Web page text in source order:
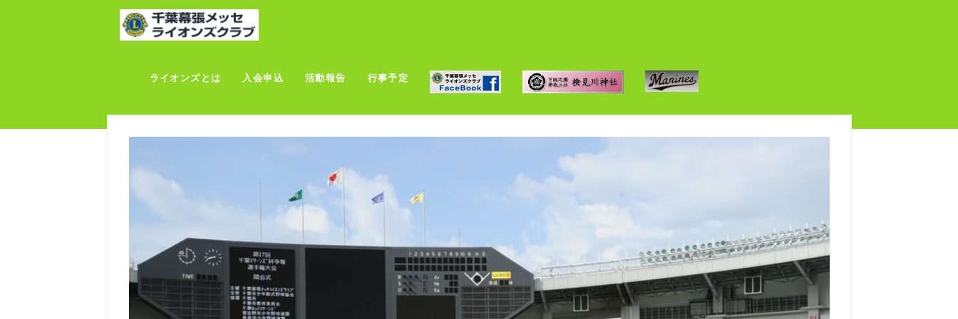
ライオンズとは 入会申込 活動報告 行事予定